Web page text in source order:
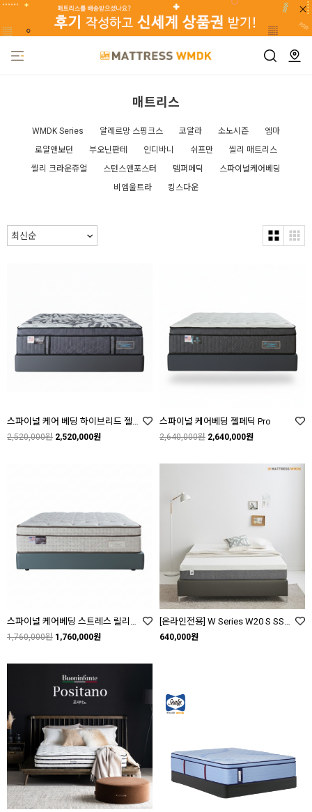
매트리스
WMDK Series 알레르망 스핑크스 코알라 소노시즌
엠마
로얄앤보던
부오닌판테 인디바니 쉬프만
씰리 매트리스
씰리 크라운쥬얼
스턴스앤포스터 템퍼페딕
스파이널케어베딩
비엠울트라
킹스다운
스파이널 케어 베딩 하이브리드 젤 컴포트 Pro
2,520,000원 2,520,000원
스파이널 케어베딩 젤페딕 Pro
2,640,000원 2,640,000원
스파이널 케어베딩 스트레스 릴리프 필로우탑 Pro
1,760,000원 1,760,000원
[온라인전용] W Series W20 S SS Q 화이트 / 그레이
640,000원